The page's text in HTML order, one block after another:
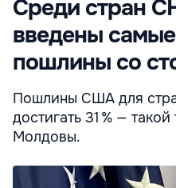
Среди стран
введены
пошлины со
Пошлины США для
достигать 31 % —
Молдовы.